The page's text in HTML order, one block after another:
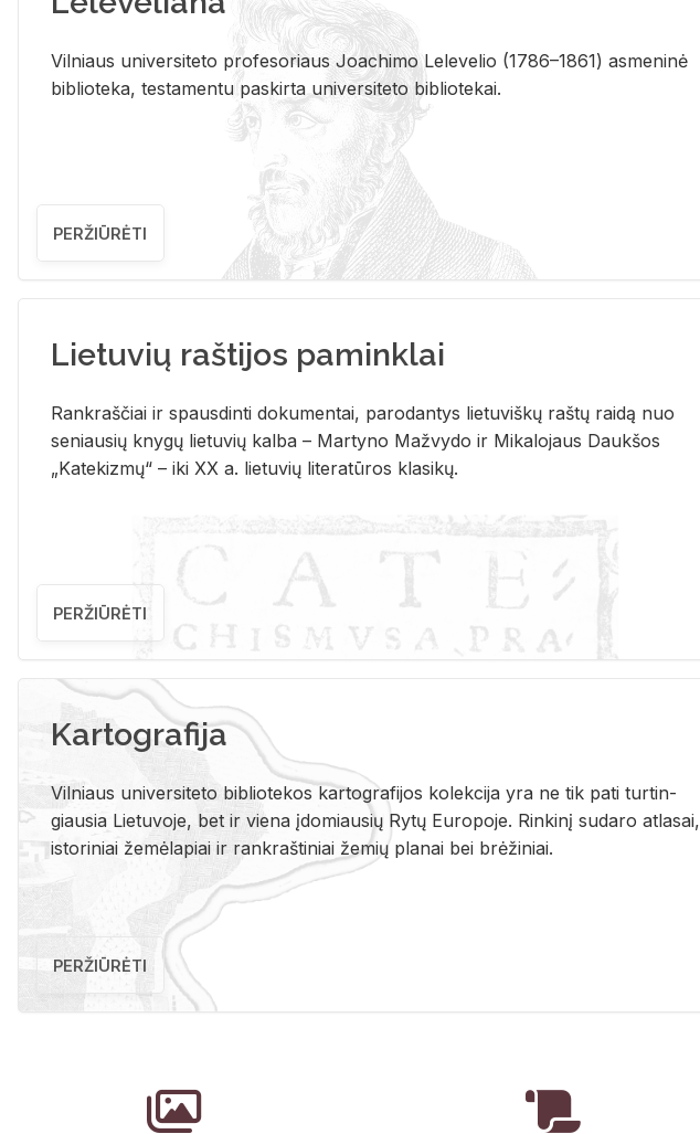
Vil­niaus uni­ver­si­te­to pro­fe­so­riaus Jo­a­chi­mo Le­le­ve­lio (1786–1861) as­me­ni­nė
bi­b­lio­te­ka, te­sta­men­tu pa­skir­ta uni­ver­si­te­to bi­b­lio­te­kai.
PERŽIŪRĖTI
Lietuvių raštijos paminklai
Rank­raš­čiai ir spaus­din­ti do­ku­men­tai, pa­ro­dan­tys lie­tu­viš­kų raš­tų rai­dą nuo
se­niau­sių kny­gų lie­tu­vių kal­ba – Mar­ty­no Ma­žvy­do ir Mi­ka­lo­jaus Dauk­šos
„Ka­te­kiz­mų“ – iki XX a. lie­tu­vių li­te­ra­tū­ros kla­si­kų.
PERŽIŪRĖTI
Kartografija
Vil­niaus uni­ver­si­te­to bi­b­lio­te­kos kar­to­gra­fi­jos ko­lek­ci­ja yra ne tik pati tur­tin­
giau­sia Lie­tu­vo­je, bet ir vie­na įdo­miau­sių Rytų Eu­ro­po­je. Rin­ki­nį su­da­ro at­la­sai,
is­to­ri­niai že­mė­la­piai ir rank­raš­ti­niai že­mių pla­nai bei brė­ži­niai.
PERŽIŪRĖTI